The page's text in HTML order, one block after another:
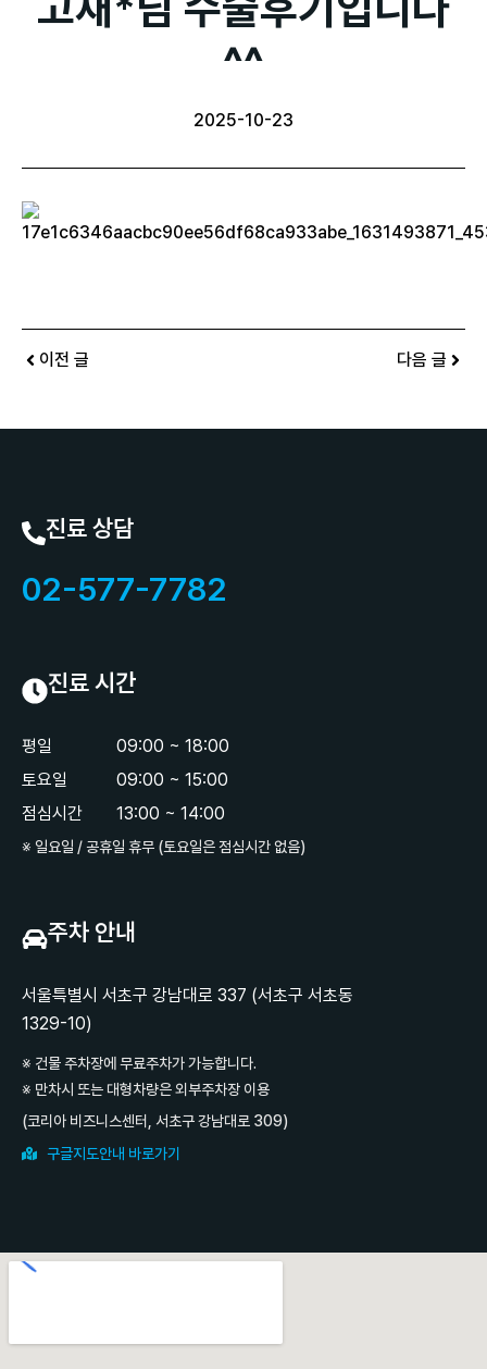
^^
2025-10-23
이전 글 다음 글
진료 상담
02-577-7782
진료 시간
평일
토요일
점심시간
09:00 ~ 18:00
09:00 ~ 15:00
13:00 ~ 14:00
※ 일요일 / 공휴일 휴무 (토요일은 점심시간 없음)
주차 안내
서울특별시 서초구 강남대로 337 (서초구 서초동
1329-10)
※ 건물 주차장에 무료주차가 가능합니다.
※ 만차시 또는 대형차량은 외부주차장 이용
(코리아 비즈니스센터, 서초구 강남대로 309)
구글지도안내 바로가기